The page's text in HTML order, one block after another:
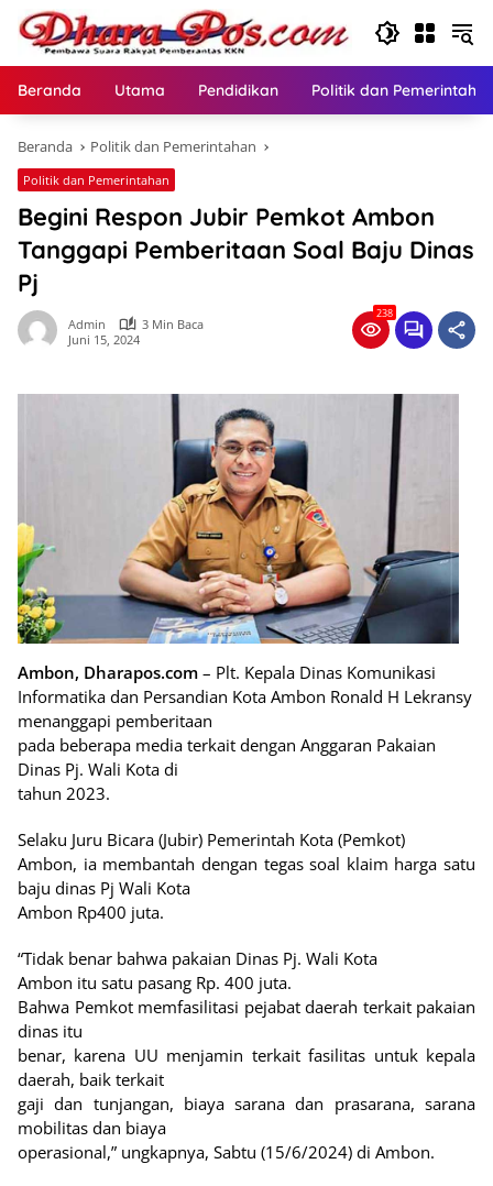
Langsung
konten
Beranda Utama Pendidikan Politik dan
Beranda Politik dan Pemerintahan
Politik dan Pemerintahan
Begini Respon Jubir Pemkot Ambon
Tanggapi Pemberitaan Soal Baju Dinas
Pj
Admin
3 Min Baca
Juni 15, 2024
238
Ambon, Dharapos.com – Plt. Kepala Dinas Komunikasi
Informatika dan Persandian Kota Ambon Ronald H Lekransy
menanggapi pemberitaan
pada beberapa media terkait dengan Anggaran Pakaian
Dinas Pj. Wali Kota di
tahun 2023.
Selaku Juru Bicara (Jubir) Pemerintah Kota (Pemkot)
Ambon, ia membantah dengan tegas soal klaim harga satu
baju dinas Pj Wali Kota
Ambon Rp400 juta.
“Tidak benar bahwa pakaian Dinas Pj. Wali Kota
Ambon itu satu pasang Rp. 400 juta.
Bahwa Pemkot memfasilitasi pejabat daerah terkait pakaian
dinas itu
benar, karena UU menjamin terkait fasilitas untuk kepala
daerah, baik terkait
gaji dan tunjangan, biaya sarana dan prasarana, sarana
mobilitas dan biaya
operasional,” ungkapnya, Sabtu (15/6/2024) di Ambon.